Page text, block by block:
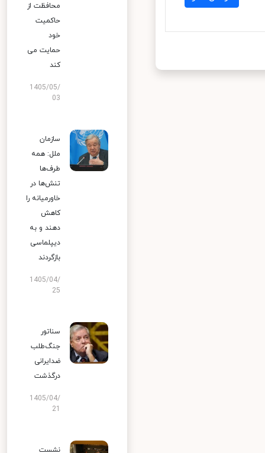
محافظت از
حاکمیت
خود
حمایت می
کند
1405/05/
03
سازمان
ملل: همه
طرف‌ها
تنش‌ها در
خاورمیانه را
کاهش
دهند و به
دیپلماسی
بازگردند
1405/04/
25
سناتور
جنگ‌طلب
ضدایرانی
درگذشت
1405/04/
نشست